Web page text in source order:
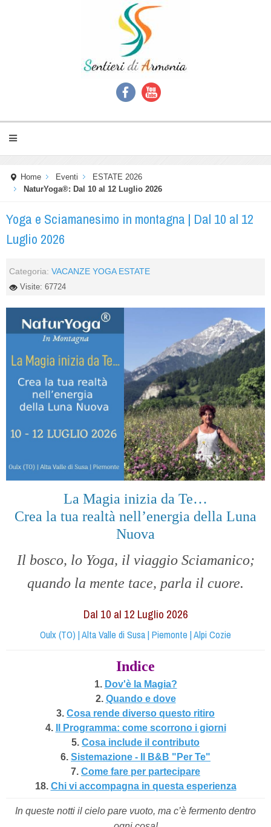
Home Eventi
ESTATE 2026
NaturYoga®: Dal 10 al 12 Luglio 2026
Yoga e Sciamanesimo in montagna | Dal 10 al 12
Luglio 2026
Categoria: VACANZE YOGA ESTATE
Visite: 67724
La Magia inizia da Te…
Crea la tua realtà nell’energia della Luna
Nuova
Il bosco, lo Yoga, il viaggio Sciamanico;
quando la mente tace, parla il cuore.
Dal 10 al 12 Luglio 2026
Oulx (TO) | Alta Valle di Susa | Piemonte | Alpi Cozie
Indice
1. Dov'è la Magia?
2. Quando e dove
3. Cosa rende diverso questo ritiro
4.
Il Programma: come scorrono i giorni
5. Cosa include il contributo
6. Sistemazione - Il B&B "Per Te"
7. Come fare per partecipare
18. Chi vi accompagna in questa esperienza
In queste notti il cielo pare vuoto, ma c’è fermento dentro